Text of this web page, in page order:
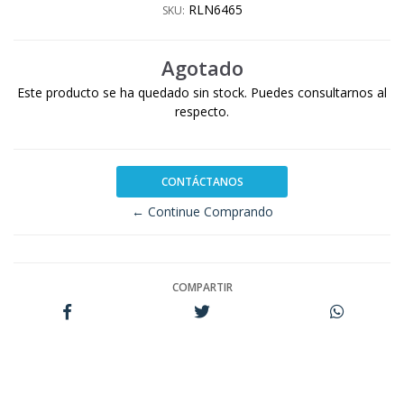
SKU: RLN6465
Agotado
Este producto se ha quedado sin stock. Puedes consultarnos al
respecto.
CONTÁCTANOS
← Continue Comprando
COMPARTIR